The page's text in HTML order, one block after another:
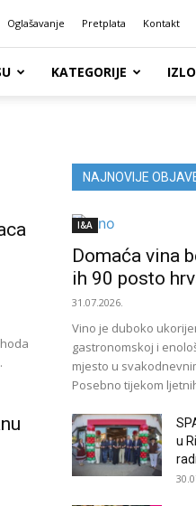
Oglašavanje Pretplata Kontakt
KATEGORIJE
NAJNOVIJE
I&A
Domaća vina
ih 90 posto
31.07.2026.
Vino je duboko
gastronomskoj i
mjesto u
Posebno tijekom
u